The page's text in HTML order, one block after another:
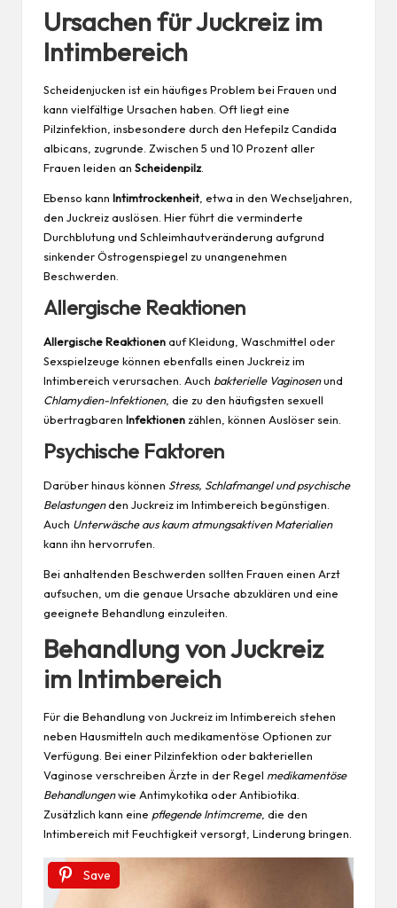
Ursachen für Juckreiz im
Intimbereich
Scheidenjucken ist ein häufiges Problem bei Frauen und
kann vielfältige Ursachen haben. Oft liegt eine
Pilzinfektion, insbesondere durch den Hefepilz Candida
albicans, zugrunde. Zwischen 5 und 10 Prozent aller
Frauen leiden an Scheidenpilz.
Ebenso kann Intimtrockenheit , etwa in den Wechseljahren,
den Juckreiz auslösen. Hier führt die verminderte
Durchblutung und Schleimhautveränderung aufgrund
sinkender Östrogenspiegel zu unangenehmen
Beschwerden.
Allergische Reaktionen
Allergische Reaktionenauf Kleidung, Waschmittel oder
Sexspielzeuge können ebenfalls einen Juckreiz im
Intimbereich verursachen. Auch bakterielle Vaginosenund
Chlamydien-Infektionen, die zu den häufigsten sexuell
übertragbaren Infektionen zählen, können Auslöser sein.
Psychische Faktoren
Darüber hinaus können Stress, Schlafmangel und psychische
Belastungenden Juckreiz im Intimbereich begünstigen.
Auch Unterwäsche aus kaum atmungsaktiven Materialien
kann ihn hervorrufen.
Bei anhaltenden Beschwerden sollten Frauen einen Arzt
aufsuchen, um die genaue Ursache abzuklären und eine
geeignete Behandlung einzuleiten.
Behandlung von Juckreiz
im Intimbereich
Für die Behandlung von Juckreiz im Intimbereich stehen
neben Hausmitteln auch medikamentöse Optionen zur
Verfügung. Bei einer Pilzinfektion oder bakteriellen
Vaginose verschreiben Ärzte in der Regel medikamentöse
Behandlungenwie Antimykotika oder Antibiotika.
Zusätzlich kann eine pflegende Intimcreme, die den
Intimbereich mit Feuchtigkeit versorgt, Linderung bringen.
Save